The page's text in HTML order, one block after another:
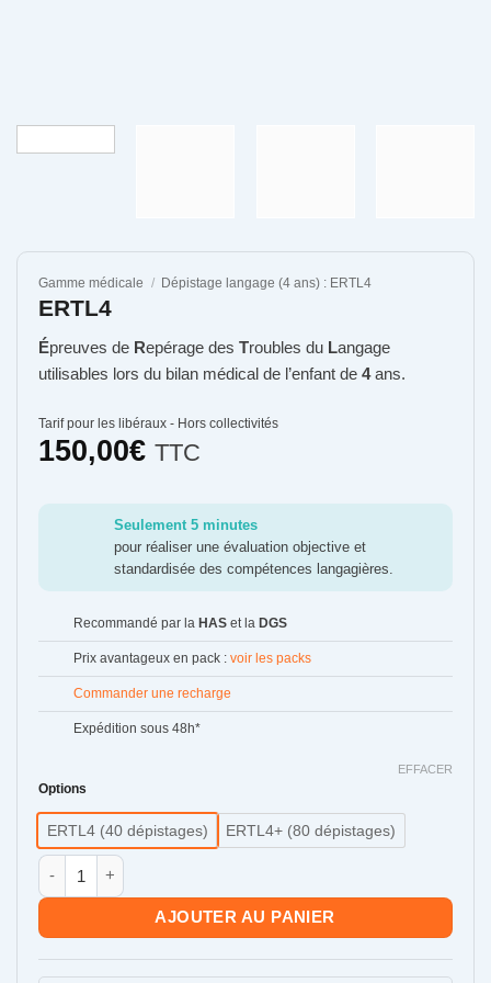
Gamme médicale / Dépistage langage (4 ans) : ERTL4
ERTL4
Épreuves de Repérage des Troubles du Langage
utilisables lors du bilan médical de l’enfant de 4ans.
Tarif pour les libéraux - Hors collectivités
150,00€ TTC
Seulement 5 minutes
pour réaliser une évaluation objective et
standardisée des compétences langagières.
Recommandé par la HAS et la DGS
Prix avantageux en pack :voir les packs
Commander une recharge
Expédition sous 48h*
Options
ERTL4 (40 dépistages) ERTL4+ (80 dépistages)
EFFACER
quantité de ERTL4
AJOUTER AU PANIER